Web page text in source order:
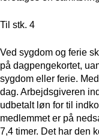
Til stk. 4
Ved sygdom og ferie
på dagpengekortet,
sygdom eller ferie.
dag. Arbejdsgiveren
udbetalt løn for til
medlemmet er på
7,4 timer. Det har den